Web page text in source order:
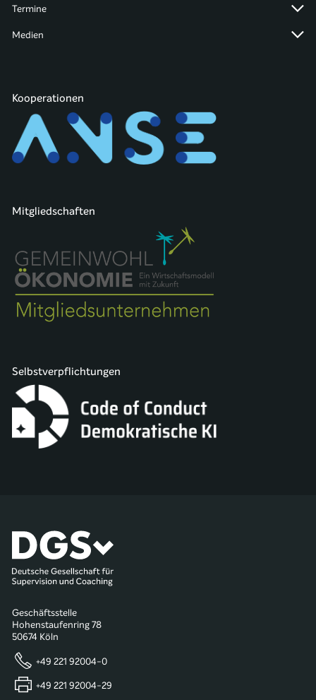
Termine
Medien
Kooperationen
Mitgliedschaften
Selbstverpflichtungen
Geschäftsstelle
Hohenstaufenring 78
50674 Köln
+49 221 92004-0
+49 221 92004-29